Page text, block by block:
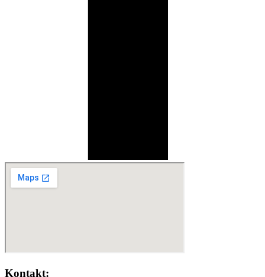
Kontakt: